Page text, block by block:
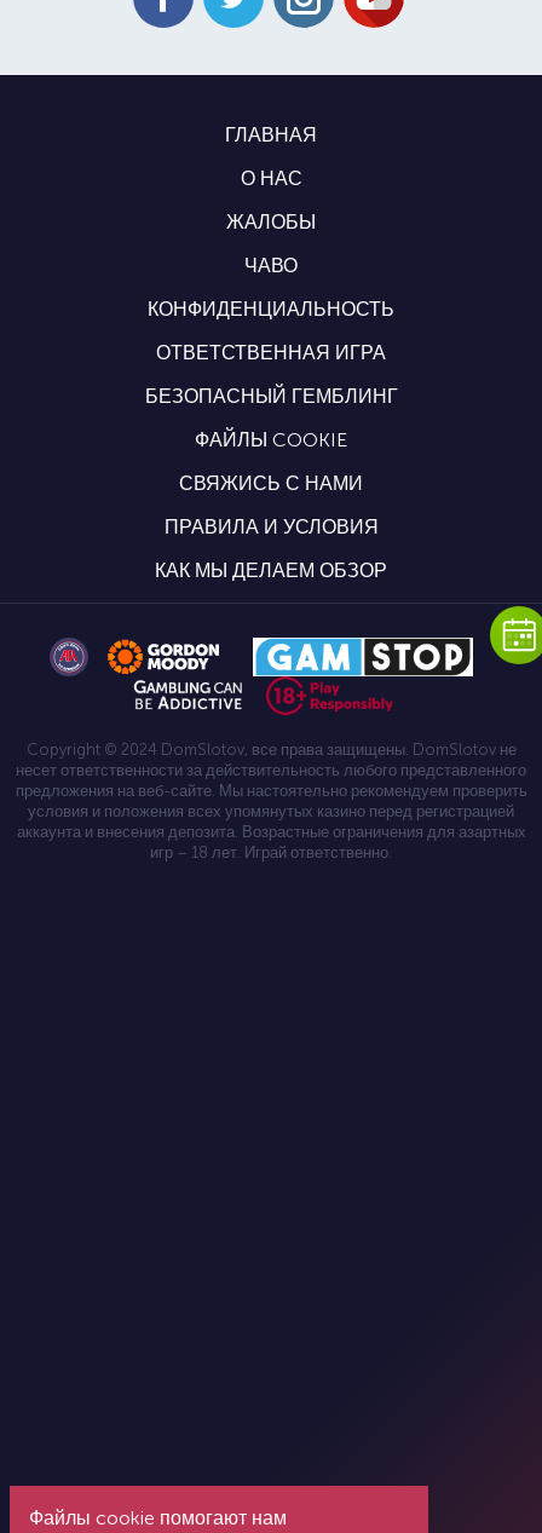
ГЛАВНАЯ
О НАС
ЖАЛОБЫ
ЧАВО
КОНФИДЕНЦИАЛЬНОСТЬ
ОТВЕТСТВЕННАЯ ИГРА
БЕЗОПАСНЫЙ ГЕМБЛИНГ
ФАЙЛЫ COOKIE
СВЯЖИСЬ С НАМИ
ПРАВИЛА И УСЛОВИЯ
КАК МЫ ДЕЛАЕМ ОБЗОР
Copyright © 2024 DomSlotov, все права защищены. DomSlotov не
несет ответственности за действительность любого представленного
предложения на веб-сайте. Мы настоятельно рекомендуем проверить
условия и положения всех упомянутых казино перед регистрацией
аккаунта и внесения депозита. Возрастные ограничения для азартных
игр – 18 лет. Играй ответственно.
Файлы cookie помогают нам